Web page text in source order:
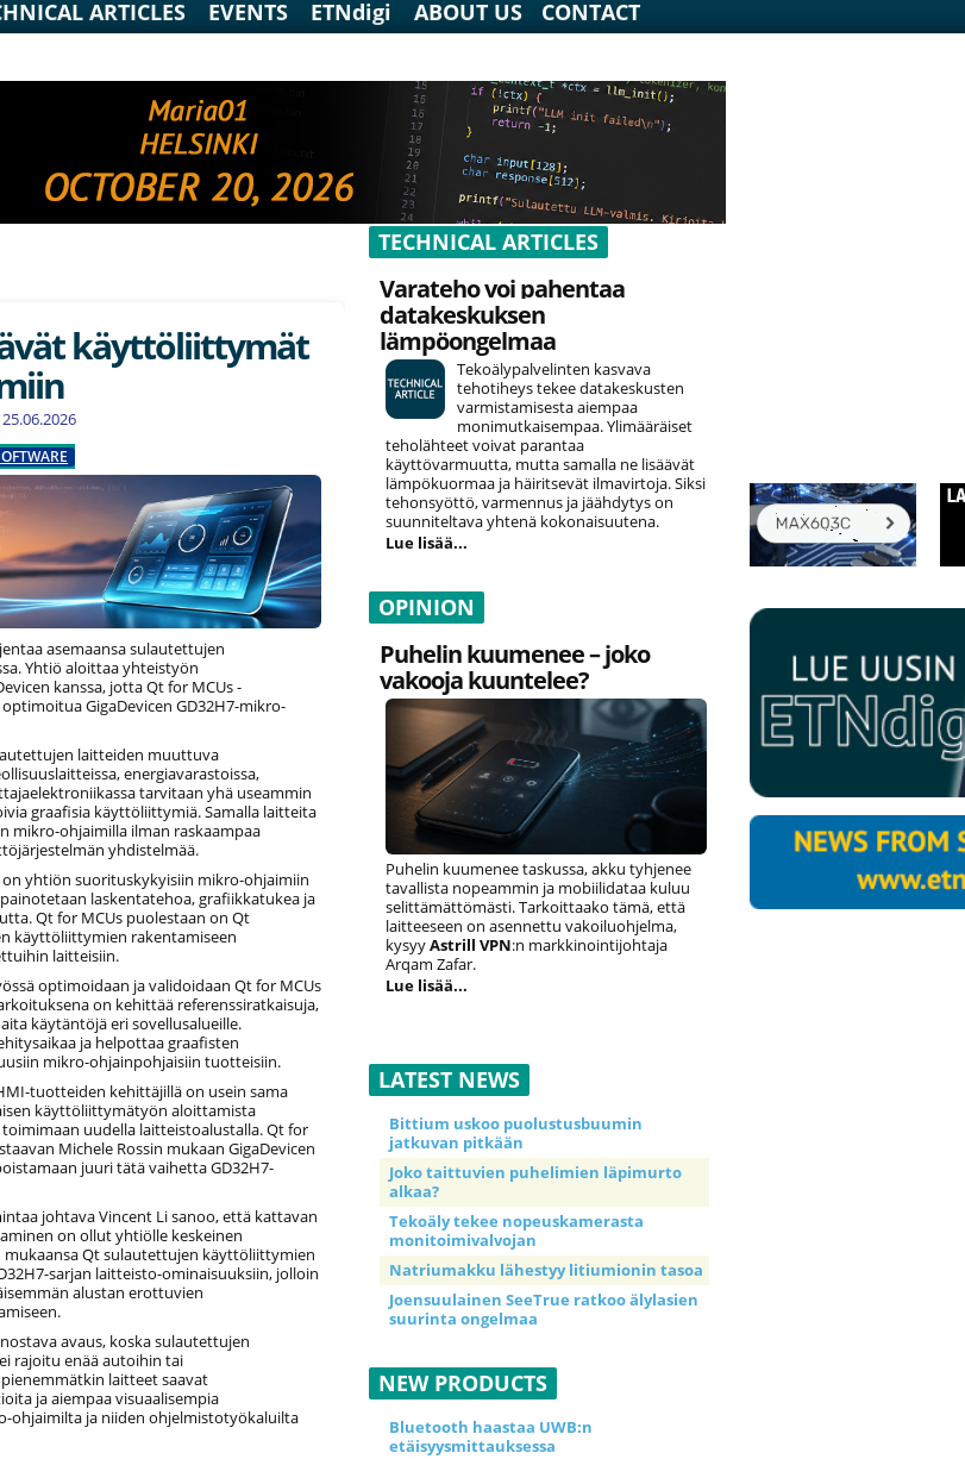
ARTICLES EVENTS ETNdigi ABOUT US CONTACT
käyttöliittymät
asemaansa sulautettujen
Yhtiö aloittaa yhteistyön
kanssa, jotta Qt for MCUs -
GigaDevicen GD32H7-mikro-
laitteiden muuttuva
energiavarastoissa,
tarvitaan yhä useammin
graafisia käyttöliittymiä. Samalla laitteita
mikro-ohjaimilla ilman raskaampaa
yhdistelmää.
on yhtiön suorituskykyisiin mikro-ohjaimiin
laskentatehoa, grafiikkatukea ja
Qt for MCUs puolestaan on Qt
käyttöliittymien rakentamiseen
laitteisiin.
optimoidaan ja validoidaan Qt for MCUs
on kehittää referenssiratkaisuja,
käytäntöjä eri sovellusalueille.
ja helpottaa graafisten
mikro-ohjainpohjaisiin tuotteisiin.
tuotteiden kehittäjillä on usein sama
käyttöliittymätyön aloittamista
uudella laitteistoalustalla. Qt for
Michele Rossin mukaan GigaDevicen
juuri tätä vaihetta GD32H7-
johtava Vincent Li sanoo, että kattavan
on ollut yhtiölle keskeinen
Qt sulautettujen käyttöliittymien
sarjan laitteisto-ominaisuuksiin, jolloin
alustan erottuvien
avaus, koska sulautettujen
rajoitu enää autoihin tai
laitteet saavat
ja aiempaa visuaalisempia
ohjaimilta ja niiden ohjelmistotyökaluilta
TECHNICAL ARTICLES
Varateho voi pahentaa
datakeskuksen
lämpöongelmaa
Tekoälypalvelinten kasvava
tehotiheys tekee datakeskusten
varmistamisesta aiempaa
monimutkaisempaa. Ylimääräiset
teholähteet voivat parantaa
käyttövarmuutta, mutta samalla ne lisäävät
lämpökuormaa ja häiritsevät ilmavirtoja. Siksi
tehonsyöttö, varmennus ja jäähdytys on
suunniteltava yhtenä kokonaisuutena.
Lue lisää...
OPINION
Puhelin kuumenee – joko
vakooja kuuntelee?
Puhelin kuumenee taskussa, akku tyhjenee
tavallista nopeammin ja mobiilidataa kuluu
selittämättömästi. Tarkoittaako tämä, että
laitteeseen on asennettu vakoiluohjelma,
kysyyAstrill VPN:n markkinointijohtaja
Arqam Zafar.
Lue lisää...
LATEST NEWS
Bittium uskoo puolustusbuumin
jatkuvan pitkään
Joko taittuvien puhelimien läpimurto
alkaa?
Tekoäly tekee nopeuskamerasta
monitoimivalvojan
Natriumakku lähestyy litiumionin tasoa
Joensuulainen SeeTrue ratkoo älylasien
suurinta ongelmaa
NEW PRODUCTS
Bluetooth haastaa UWB:n
etäisyysmittauksessa